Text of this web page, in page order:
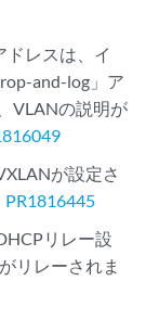
レスは、イ
and-log」ア
VLANの説明が
が設定さ
PR1816445
リレー設
リレーされま